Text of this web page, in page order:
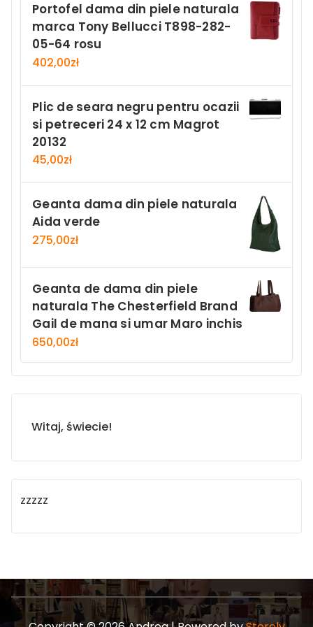
Portofel dama din piele naturala
marca Tony Bellucci T898-282-
05-64 rosu
402,00zł
Plic de seara negru pentru ocazii
si petreceri 24 x 12 cm Magrot
20132
45,00zł
Geanta dama din piele naturala
Aida verde
275,00zł
Geanta de dama din piele
naturala The Chesterfield Brand
Gail de mana si umar Maro inchis
650,00zł
Witaj, świecie!
zzzzz